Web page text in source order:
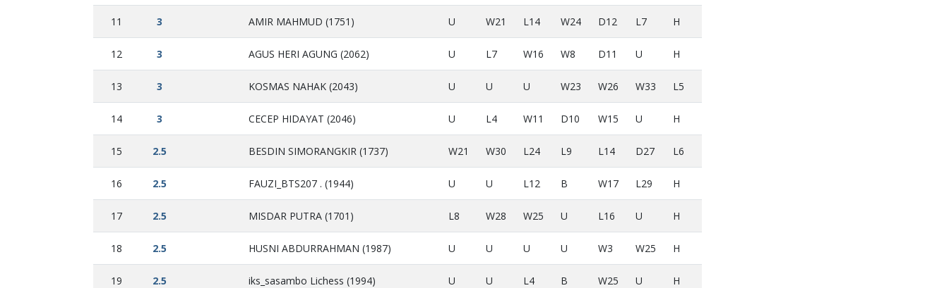
11 3 AMIR MAHMUD (1751) U W21 L14 W24 D12 L7 H
12 3 AGUS HERI AGUNG (2062) U L7 W16 W8 D11 U H
13 3 KOSMAS NAHAK (2043) U U U W23 W26 W33 L5
14 3 CECEP HIDAYAT (2046) U L4 W11 D10 W15 U H
15 2.5 BESDIN SIMORANGKIR (1737) W21 W30 L24 L9 L14 D27 L6
16 2.5 FAUZI_BTS207 . (1944) U U L12 B W17 L29 H
17 2.5 MISDAR PUTRA (1701) L8 W28 W25 U L16 U H
18 2.5 HUSNI ABDURRAHMAN (1987) U U U U W3 W25 H
19 2.5 iks_sasambo Lichess (1994) U U L4 B W25 U H